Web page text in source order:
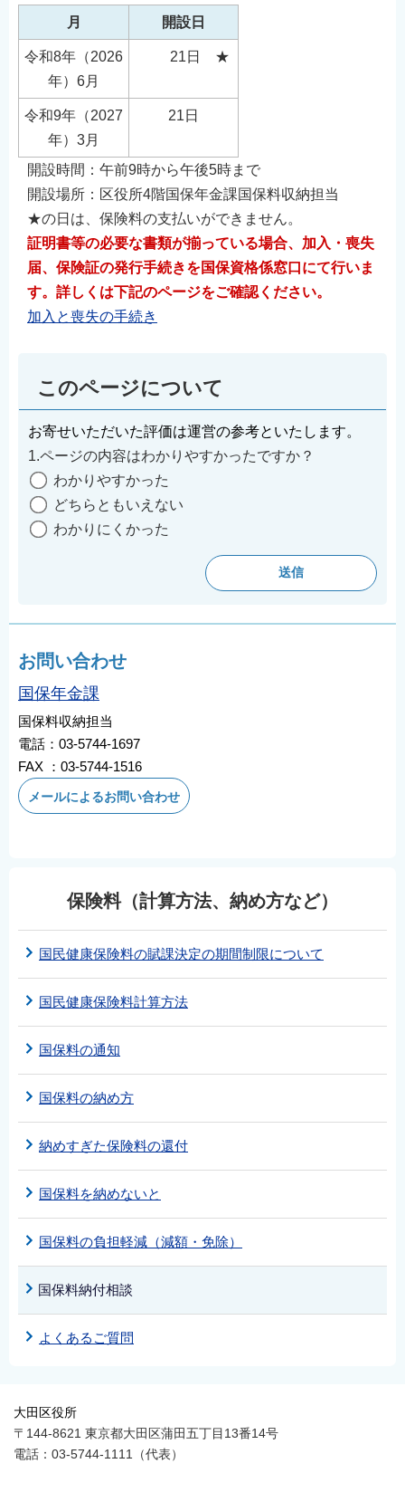
月 開設日
令和8年（2026
年）6月
21日 ★
令和9年（2027
年）3月
21日
開設時間：午前9時から午後5時まで
開設場所：区役所4階国保年金課国保料収納担当
★の日は、保険料の支払いができません。
証明書等の必要な書類が揃っている場合、加入・喪失
届、保険証の発行手続きを国保資格係窓口にて行いま
す。詳しくは下記のページをご確認ください。
加入と喪失の手続き
このページについて
お寄せいただいた評価は運営の参考といたします。
1.ページの内容はわかりやすかったですか？
わかりやすかった
どちらともいえない
わかりにくかった
お問い合わせ
国保年金課
国保料収納担当
電話：03-5744-1697
FAX ：03-5744-1516
メールによるお問い合わせ
保険料（計算方法、納め方など）
国民健康保険料の賦課決定の期間制限について
国民健康保険料計算方法
国保料の通知
国保料の納め方
納めすぎた保険料の還付
国保料を納めないと
国保料の負担軽減（減額・免除）
国保料納付相談
よくあるご質問
大田区役所
〒144-8621 東京都大田区蒲田五丁目13番14号
電話：03-5744-1111（代表）